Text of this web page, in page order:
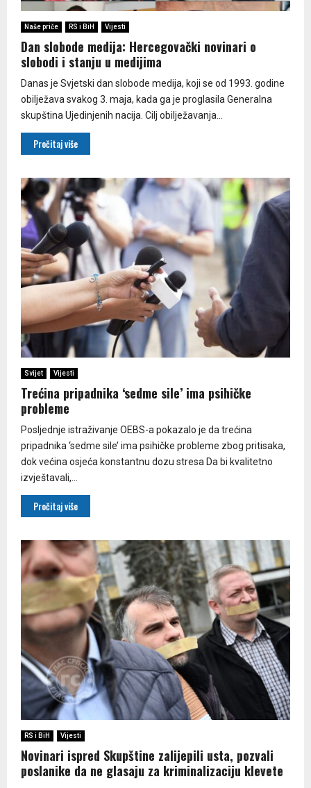
Naše priče RS i BiH Vijesti
Dan slobode medija: Hercegovački novinari o
slobodi i stanju u medijima
Danas je Svjetski dan slobode medija, koji se od 1993. godine
obilježava svakog 3. maja, kada ga je proglasila Generalna
skupština Ujedinjenih nacija. Cilj obilježavanja...
Pročitaj više
Svijet Vijesti
Trećina pripadnika ‘sedme sile’ ima psihičke
probleme
Posljednje istraživanje OEBS-a pokazalo je da trećina
pripadnika ‘sedme sile’ ima psihičke probleme zbog pritisaka,
dok većina osjeća konstantnu dozu stresa Da bi kvalitetno
izvještavali,...
Pročitaj više
RS i BiH Vijesti
Novinari ispred Skupštine zalijepili usta, pozvali
poslanike da ne glasaju za kriminalizaciju klevete